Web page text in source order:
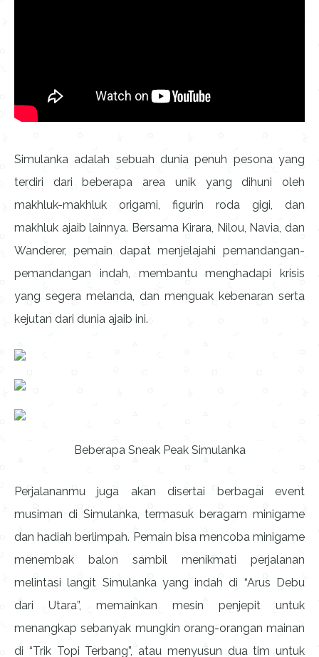
Simulanka adalah sebuah dunia penuh pesona yang
terdiri dari beberapa area unik yang dihuni oleh
makhluk-makhluk origami, figurin roda gigi, dan
makhluk ajaib lainnya. Bersama Kirara, Nilou, Navia, dan
Wanderer, pemain dapat menjelajahi pemandangan-
pemandangan indah, membantu menghadapi krisis
yang segera melanda, dan menguak kebenaran serta
kejutan dari dunia ajaib ini.
Beberapa Sneak Peak Simulanka
Perjalananmu juga akan disertai berbagai event
musiman di Simulanka, termasuk beragam minigame
dan hadiah berlimpah. Pemain bisa mencoba minigame
menembak balon sambil menikmati perjalanan
melintasi langit Simulanka yang indah di “Arus Debu
dari Utara”, memainkan mesin penjepit untuk
menangkap sebanyak mungkin orang-orangan mainan
di “Trik Topi Terbang”, atau menyusun dua tim untuk